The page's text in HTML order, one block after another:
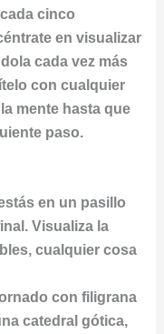
cinco
en visualizar
cada vez más
con cualquier
mente hasta que
paso.
en un pasillo
Visualiza la
cualquier cosa
con filigrana
catedral gótica,